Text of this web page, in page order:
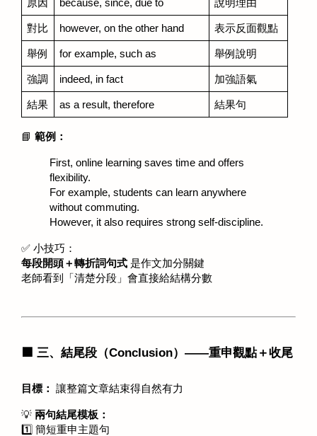
原因 because, since, due to 說明理由
對比 however, on the other hand 表示反面觀點
舉例 for example, such as 舉例說明
強調 indeed, in fact 加強語氣
結果 as a result, therefore 結果句
📘 範例：
First, online learning saves time and offers
flexibility.
For example, students can learn anywhere
without commuting.
However, it also requires strong self-discipline.
✅ 小技巧：
每段開頭＋轉折詞句式 是作文加分關鍵
老師看到「清楚分段」會直接給結構分數
🟦 三、結尾段（Conclusion）——重申觀點＋收尾
目標： 讓整篇文章結束得自然有力
💡 兩句結尾模板：
1️⃣ 簡短重申主題句